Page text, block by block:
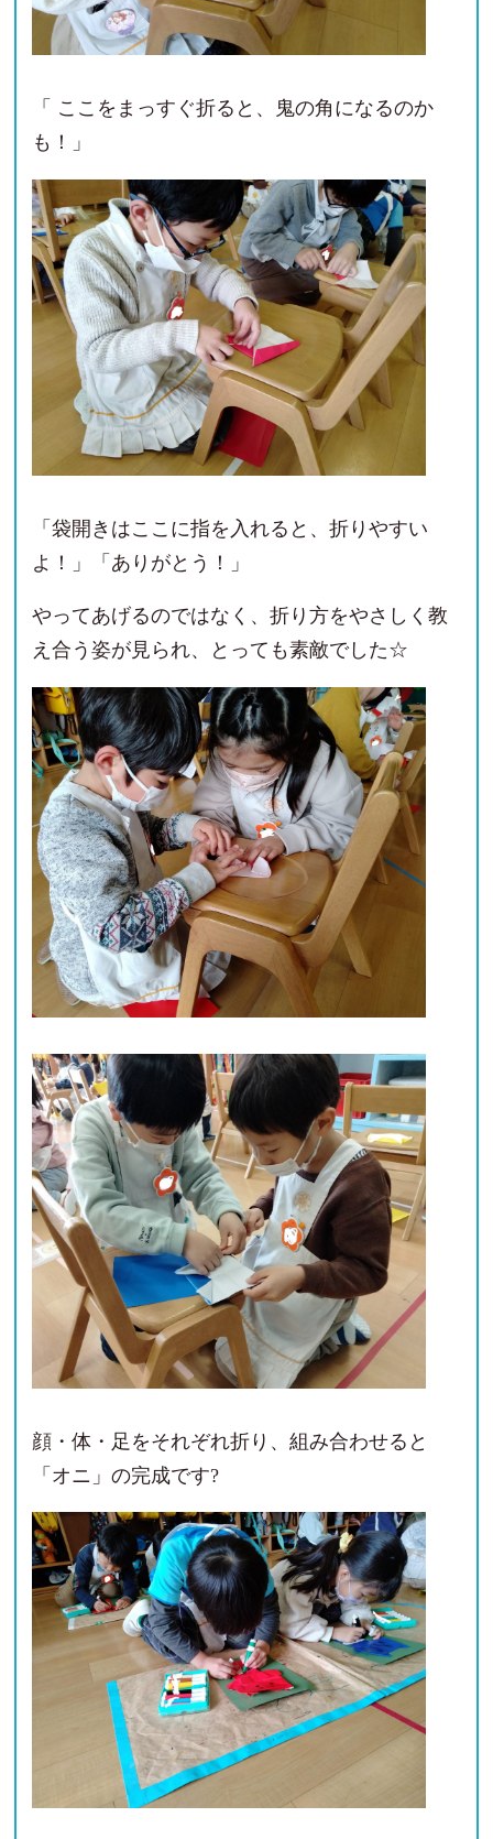
「 ここをまっすぐ折ると、鬼の角になるのか
も！」
「袋開きはここに指を入れると、折りやすい
よ！」「ありがとう！」
やってあげるのではなく、折り方をやさしく教
え合う姿が見られ、とっても素敵でした☆
顔・体・足をそれぞれ折り、組み合わせると
「オニ」の完成です?